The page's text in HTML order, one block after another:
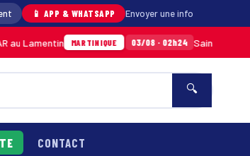
📱 APP & WHATSAPP Envoyer une info
MARTINIQUE 03/08 · 02h24 Sainte-Anne : un jeune
🔍
CONTACT